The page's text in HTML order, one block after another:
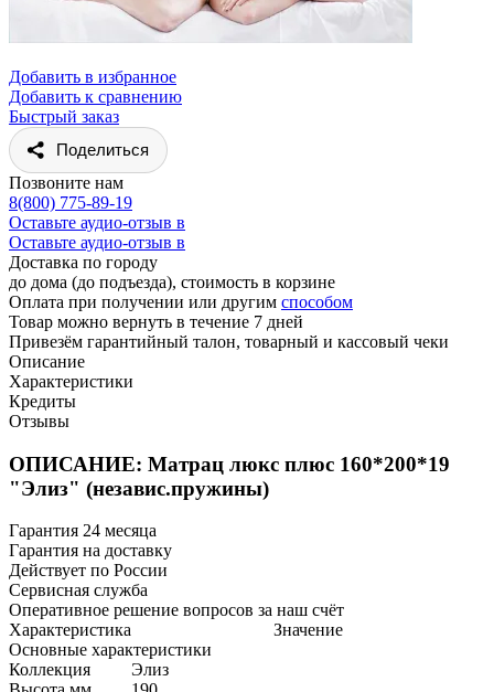
Добавить в избранное
Добавить к сравнению
Быстрый заказ
Поделиться
Позвоните нам
8(800) 775-89-19
Оставьте аудио-отзыв в
Оставьте аудио-отзыв в
Доставка по городу
до дома (до подъезда), стоимость в корзине
Оплата при получении или другим способом
Товар можно вернуть в течение 7 дней
Привезём гарантийный талон, товарный и кассовый чеки
Описание
Характеристики
Кредиты
Отзывы
ОПИСАНИЕ: Матрац люкс плюс 160*200*19
"Элиз" (независ.пружины)
Гарантия 24 месяца
Гарантия на доставку
Действует по России
Сервисная служба
Оперативное решение вопросов за наш счёт
Характеристика
Значение
Основные характеристики
Коллекция
Элиз